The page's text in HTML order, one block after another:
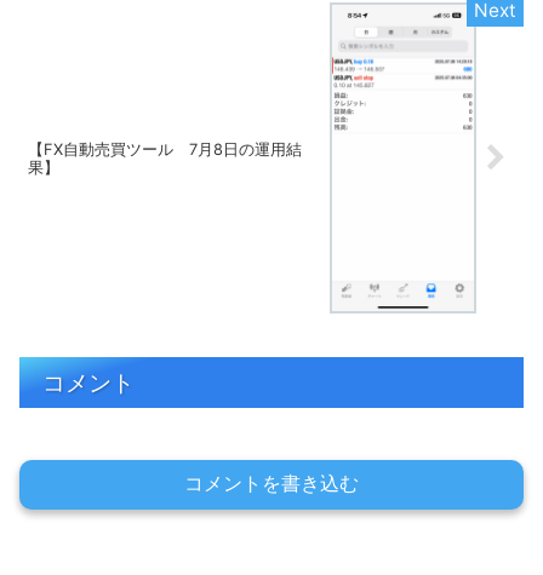
【FX自動売買ツール 7月8日の運用結
果】
コメント
コメントを書き込む